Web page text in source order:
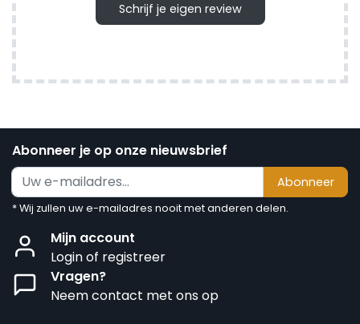
Schrijf je eigen review
Abonneer je op onze nieuwsbrief
Abonneer
* Wij zullen uw e-mailadres nooit met anderen delen.
Mijn account
Login of registreer
Vragen?
Neem contact met ons op